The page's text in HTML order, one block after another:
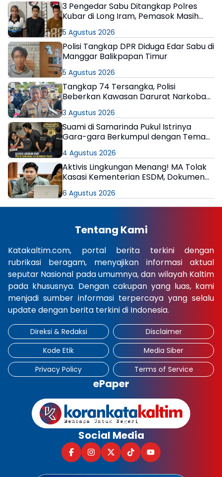
3 Pengedar Sabu Ditangkap Polres
Kubar di Long Iram, Pemasok Masih
5 Agustus 2026
Polisi Tangkap DPR Diduga Edar Sabu di
Manggar Balikpapan Timur
5 Agustus 2026
Tangkap 74 Tersangka, Polisi
Beberkan Kawasan Darurat Narkoba
3 Agustus 2026
Suami di Samarinda Pukul Istrinya
Gara-gara Berkumpul dengan Teman
4 Agustus 2026
Aktivis Lingkungan Menang! MA Tolak
Kasasi Kementerian ESDM, Dokumen
Publik
6 Agustus 2026
Tentang Kami
Katakaltim.com, portal berita terkini dengan
rubrikasi beragam, menyajikan informasi aktual
seputar Nasional pada umumnya, dan wilayah Kaltim
pada khususnya. Dengan cakupan yang luas, kami
menjadi sumber informasi terpercaya yang selalu
update dengan berita terkini di Indonesia.
Direksi & Redaksi
Disclaimer
Kode Etik
Media Siber
Privacy Policy
Terms of Service
ePaper
Social Media